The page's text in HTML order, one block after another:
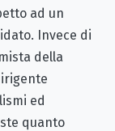
ad un
Invece di
della
ed
quanto